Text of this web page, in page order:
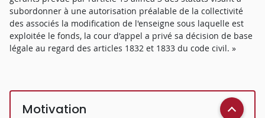
subordonner à une autorisation préalable de la collectivité
des associés la modification de l'enseigne sous laquelle est
exploitée le fonds, la cour d'appel a privé sa décision de base
légale au regard des articles 1832 et 1833 du code civil. »
Motivation